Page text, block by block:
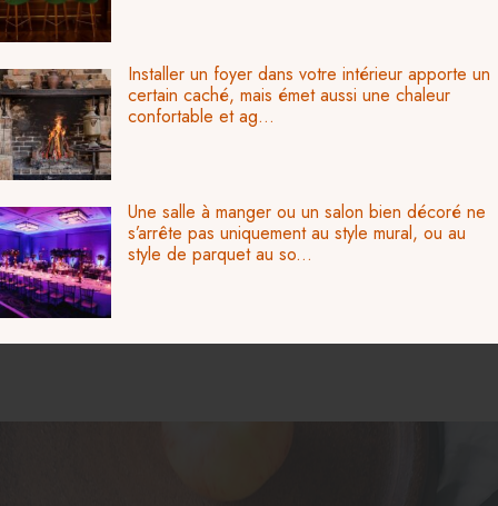
Installer un foyer dans votre intérieur apporte un
certain caché, mais émet aussi une chaleur
confortable et ag...
Une salle à manger ou un salon bien décoré ne
s’arrête pas uniquement au style mural, ou au
style de parquet au so...